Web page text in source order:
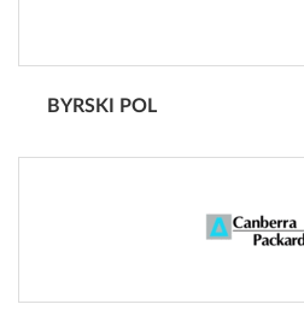
BYRSKI POL